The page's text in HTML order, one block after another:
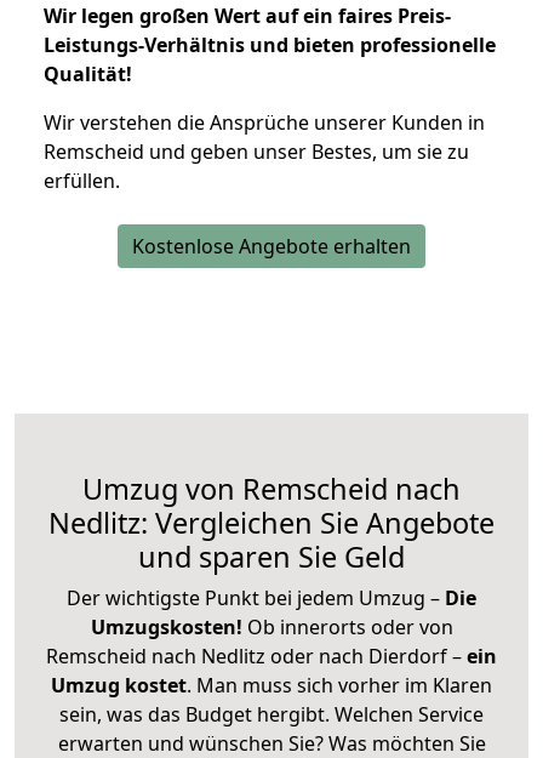
Wir legen großen Wert auf ein faires Preis-
Leistungs-Verhältnis und bieten professionelle
Qualität!
Wir verstehen die Ansprüche unserer Kunden in
Remscheid und geben unser Bestes, um sie zu
erfüllen.
Kostenlose Angebote erhalten
Umzug von Remscheid nach
Nedlitz: Vergleichen Sie Angebote
und sparen Sie Geld
Der wichtigste Punkt bei jedem Umzug – Die
Umzugskosten! Ob innerorts oder von
Remscheid nach Nedlitz oder nach Dierdorf –ein
Umzug kostet. Man muss sich vorher im Klaren
sein, was das Budget hergibt. Welchen Service
erwarten und wünschen Sie? Was möchten Sie